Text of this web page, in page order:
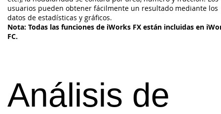
usuarios pueden obtener fácilmente un resultado mediante los
datos de estadísticas y gráficos.
Nota: Todas las funciones de iWorks FX están incluidas en
FC.
Análisis de